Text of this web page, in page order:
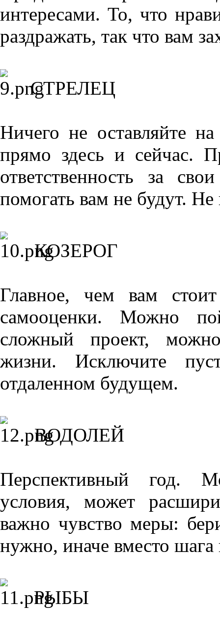
интересами. То, что
раздражать, так что вам
СТРЕЛЕЦ
Ничего не оставляйте
прямо здесь и сейчас.
ответственность за
помогать вам не будут.
КОЗЕРОГ
Главное, чем вам
самооценки. Можно
сложный проект,
жизни. Исключите
отдаленном будущем.
ВОДОЛЕЙ
Перспективный год.
условия, может
важно чувство меры:
нужно, иначе вместо шага
РЫБЫ